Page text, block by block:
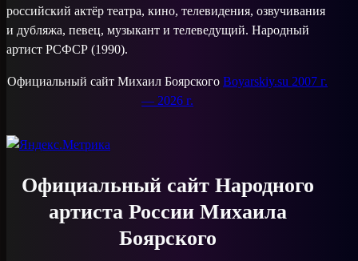
российский актёр театра, кино, телевидения, озвучивания
и дубляжа, певец, музыкант и телеведущий. Народный
артист РСФСР (1990).
Официальный сайт Михаил БоярскогоBoyarskiy.su 2007 г.
— 2026 г.
Официальный сайт Народного
артиста России Михаила
Боярского